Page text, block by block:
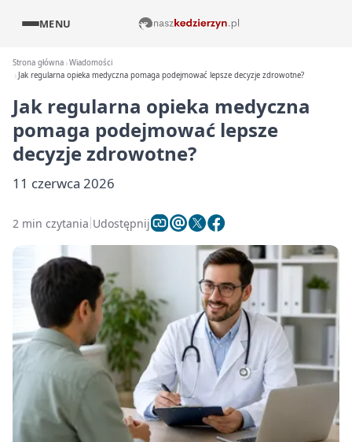
MENU
Strona główna Wiadomości
Jak regularna opieka medyczna pomaga podejmować lepsze decyzje zdrowotne?
Jak regularna opieka medyczna
pomaga podejmować lepsze
decyzje zdrowotne?
11 czerwca 2026
2 min czytania Udostępnij